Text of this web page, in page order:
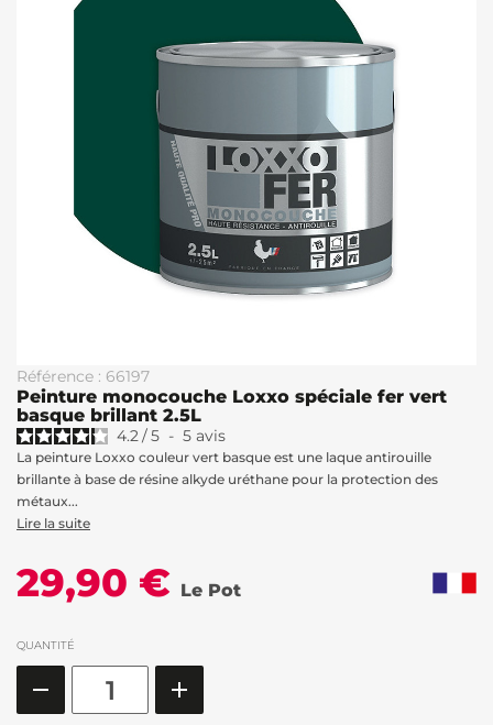
Référence : 66197
Peinture monocouche Loxxo spéciale fer vert
basque brillant 2.5L
4.2/5 - 5 avis
La peinture Loxxo couleur vert basque est une laque antirouille
brillante à base de résine alkyde uréthane pour la protection des
métaux...
Lire la suite
29,90 € Le Pot
QUANTITÉ